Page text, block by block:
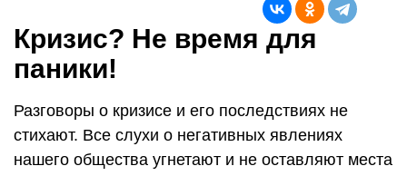
Кризис? Не время для
паники!
Разговоры о кризисе и его последствиях не
стихают. Все слухи о негативных явлениях
нашего общества угнетают и не оставляют места